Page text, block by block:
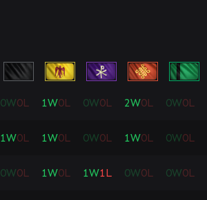
0W0L 1W0L 0W0L 2W0L 0W0L
1W0L 1W0L 0W0L 1W0L 0W0L
0W0L 1W0L 1W1L 0W0L 0W0L